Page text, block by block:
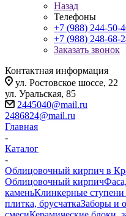
Назад
Телефоны
+7 (988) 244-50-
+7 (988) 248-68-
Заказать звонок
Контактная информация
ул. Ростовское шоссе, 22
ул. Уральская, 85
2445040@mail.ru
2486824@mail.ru
Главная
-
Каталог
-
Облицовочный кирпич в
Облицовочный кирпич
каменьКлинкерные ступени
плитка, брусчаткаЗаборы и